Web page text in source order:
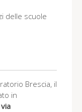
delle scuole
Brescia, il
in